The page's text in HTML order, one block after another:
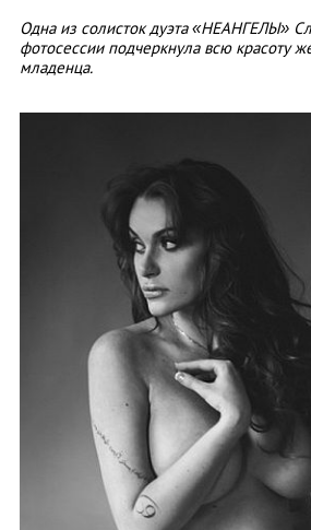
Одна из солисток дуэта «НЕАНГЕЛЫ»
фотосессии подчеркнула всю красоту
младенца.